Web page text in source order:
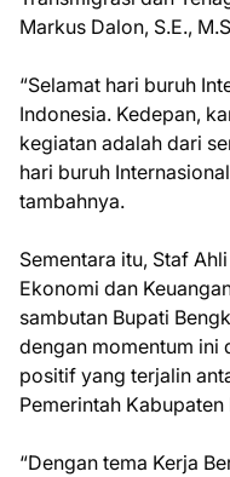
Markus Dalon, S.E.,
“Selamat hari buruh
Indonesia. Kedepan,
kegiatan adalah dari
hari buruh
tambahnya.
Sementara itu, Staf
Ekonomi dan
sambutan Bupati
dengan momentum ini
positif yang terjalin
Pemerintah
“Dengan tema Kerja